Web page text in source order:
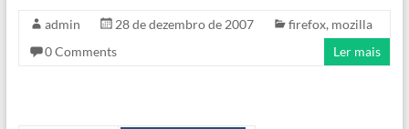
admin 28 de dezembro de 2007 firefox, mozilla
0 Comments
Ler mais